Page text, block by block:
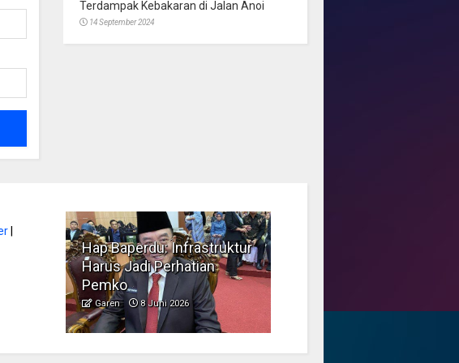
Terdampak Kebakaran di Jalan Anoi
14 September 2024
Hap Baperdu: Infrastruktur
Harus Jadi Perhatian
Pemko
Garen 8 Juni 2026